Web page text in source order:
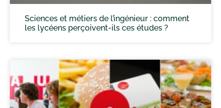
Sciences et métiers de l’ingénieur : comment
les lycéens perçoivent-ils ces études ?